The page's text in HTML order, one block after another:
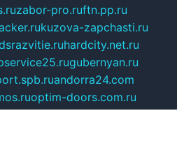
zabor-pro.ruftn.pp.ru
kuzova-zapchasti.ru
hardcity.net.ru
gubernyan.ru
andorra24.com
optim-doors.com.ru